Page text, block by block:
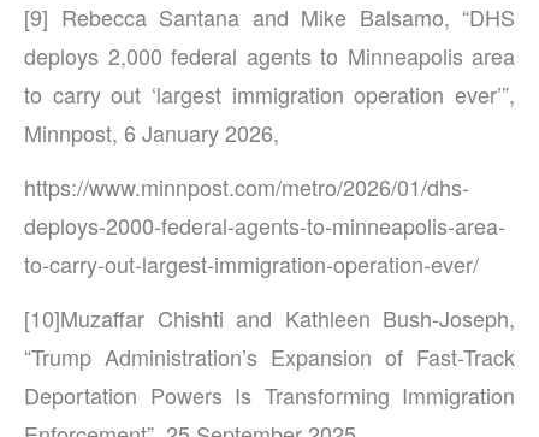
[9] Rebecca Santana and Mike Balsamo, “DHS
deploys 2,000 federal agents to Minneapolis area
to carry out ‘largest immigration operation ever’”,
Minnpost, 6 January 2026,
https://www.minnpost.com/metro/2026/01/dhs-
deploys-2000-federal-agents-to-minneapolis-area-
to-carry-out-largest-immigration-operation-ever/
[10]Muzaffar Chishti and Kathleen Bush-Joseph,
“Trump Administration’s Expansion of Fast-Track
Deportation Powers Is Transforming Immigration